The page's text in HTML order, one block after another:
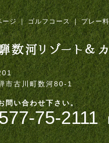
ージ ｜ ゴルフコース ｜ プレー
市古川町数河80-1
問い合わせ下さい。
75-2111